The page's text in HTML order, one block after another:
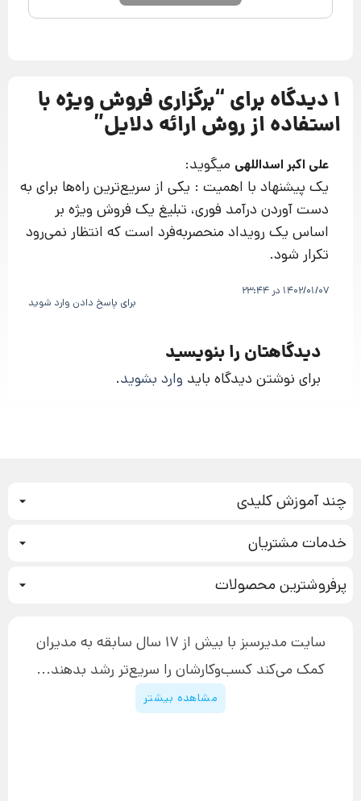
1 دیدگاه برای “ برگزاری فروش ویژه با
استفاده از روش ارائه دلایل”
علی اکبر اسداللهی میگوید:
یک پیشنهاد با اهمیت : یکی از سریع‌ترین راه‌ها برای به
دست آوردن درآمد فوری، تبلیغ یک فروش ویژه بر
اساس یک رویداد منحصربه‌فرد است که انتظار نمی‌رود
تکرار شود.
1402/01/07 در 23:44
برای پاسخ دادن وارد شوید
دیدگاهتان را بنویسید
برای نوشتن دیدگاه باید وارد بشوید.
چند آموزش کلیدی
بازاریابی عصبی
تبلیغ نویسی
افزایش عملکرد
چگونه کتاب بنویسیم
دوره اینستاگرام
خدمات مشتریان
آموزش دسترسی به دانلود فایل‌ها
پیگیری سفارش
پشتیبانی
قوانین و مقررات سایت
پرفروشترین محصولاتدوره جدید سیستم سازی
سایت مدیرسبز با بیش از 17 سال سابقه به مدیران
کمک می‌کند کسب‌و‌کارشان را سریع‌تر رشد بدهند...
مشاهده بیشتر